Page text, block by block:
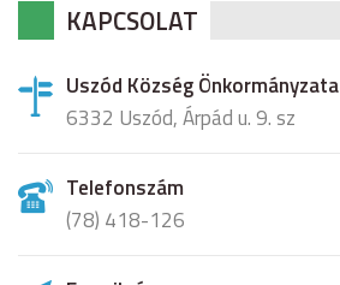
KAPCSOLAT
Uszód Község Önkormányzata
6332 Uszód, Árpád u. 9. sz
Telefonszám
(78) 418-126